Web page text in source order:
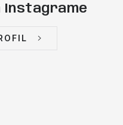
Instagrame